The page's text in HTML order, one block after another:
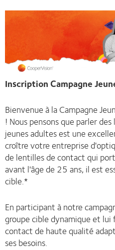
Inscription Campagne
Bienvenue à la Campagne
! Nous pensons que parler
jeunes adultes est une
croître votre entreprise
de lentilles de contact qui
avant l'âge de 25 ans, il est
cible.*
En participant à notre
groupe cible dynamique et
contact de haute qualité
ses besoins.